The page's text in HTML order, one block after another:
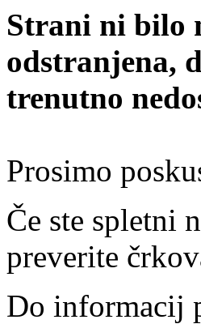
Strani ni bilo
odstranjena,
trenutno
Prosimo
Če ste spletni
preverite
Do informacij